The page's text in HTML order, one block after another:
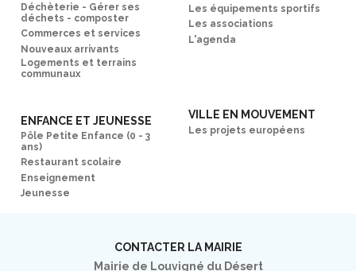
Déchèterie - Gérer ses
déchets - composter
Commerces et services
Nouveaux arrivants
Logements et terrains
communaux
Les équipements sportifs
Les associations
L'agenda
ENFANCE ET JEUNESSE
Pôle Petite Enfance (0 - 3
ans)
Restaurant scolaire
Enseignement
Jeunesse
VILLE EN MOUVEMENT
Les projets européens
CONTACTER LA MAIRIE
Mairie de Louvigné du Désert